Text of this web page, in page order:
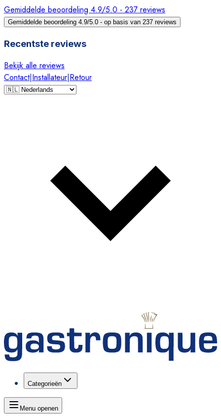
Gemiddelde beoordeling 4.9/5.0 - 237 reviews
Gemiddelde beoordeling 4.9/5.0 - op basis van 237 reviews
Recentste reviews
Bekijk alle reviews
Contact|Installateur|Retour
Categorieën
Menu openen